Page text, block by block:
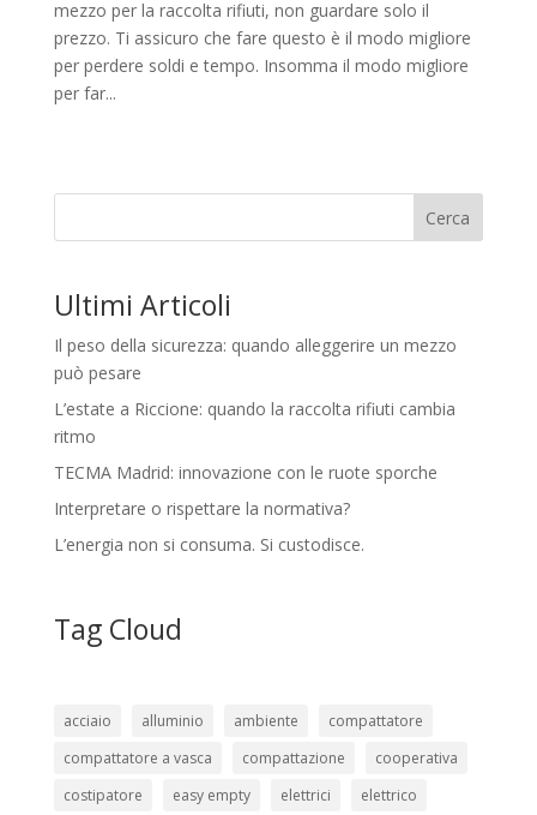
mezzo per la raccolta rifiuti, non guardare solo il
prezzo. Ti assicuro che fare questo è il modo migliore
per perdere soldi e tempo. Insomma il modo migliore
per far...
Cerca
Ultimi Articoli
Il peso della sicurezza: quando alleggerire un mezzo
può pesare
L’estate a Riccione: quando la raccolta rifiuti cambia
ritmo
TECMA Madrid: innovazione con le ruote sporche
Interpretare o rispettare la normativa?
L’energia non si consuma. Si custodisce.
Tag Cloud
acciaio alluminio ambiente
compattatore
compattatore a vasca
compattazione
cooperativa
costipatore
easy empty elettrici
elettrico